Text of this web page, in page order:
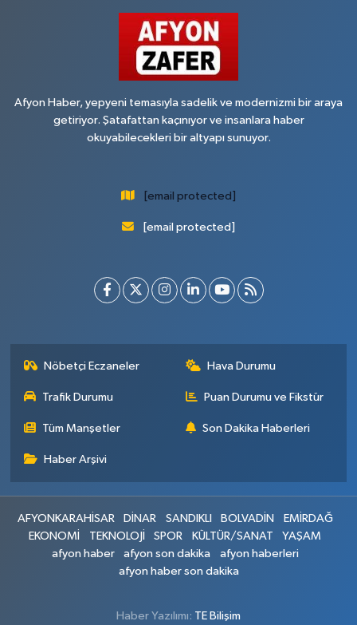
Afyon Haber, yepyeni temasıyla sadelik ve modernizmi bir araya
getiriyor. Şatafattan kaçınıyor ve insanlara haber
okuyabilecekleri bir altyapı sunuyor.
[email protected]
[email protected]
Nöbetçi Eczaneler Hava Durumu
Trafik Durumu Puan Durumu ve Fikstür
Tüm Manşetler Son Dakika Haberleri
Haber Arşivi
AFYONKARAHİSAR DİNAR SANDIKLI BOLVADİN
EMİRDAĞ
EKONOMİ
TEKNOLOJİ SPOR KÜLTÜR/SANAT
YAŞAM
afyon haber
afyon son dakika
afyon haberleri
afyon haber son dakika
Haber Yazılımı: TE Bilişim